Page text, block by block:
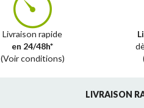
Livraison rapide
en 24/48h*
(Voir conditions)
LIVRAISON